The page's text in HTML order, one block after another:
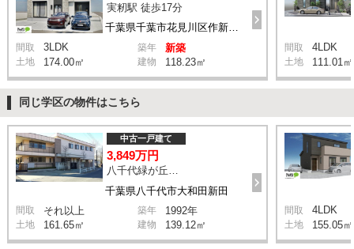
千葉県千葉市花見川区作新台5丁目
実籾駅 徒歩17分
間取 3LDK 築年 新築
土地 174.00㎡ 建物 118.23㎡
間取 4LDK
土地 111.01㎡
同じ学区の物件はこちら
千葉県八千代市大和田新田
中古一戸建て
3,849万円
八千代緑が丘駅 徒歩14分
間取 それ以上 築年 1992年
土地 161.65㎡ 建物 139.12㎡
間取 4LDK
土地 155.05㎡